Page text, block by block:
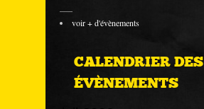
voir + d'évènements
CALENDRIER DES
ÉVÈNEMENTS